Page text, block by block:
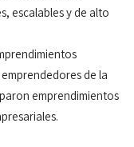
escalables y de alto
de la
emprendimientos